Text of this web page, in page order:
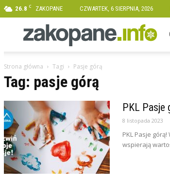
26.8 C ZAKOPANE CZWARTEK, 6 SIERPNIA, 2026
Strona główna Tagi Pasje górą
Tag: pasje górą
PKL Pasje
8 listopada 2023
PKL Pasje
wspierają